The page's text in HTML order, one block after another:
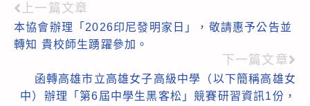
Read
more
上一篇文章
本協會辦理「2026印尼發明家日」，敬請惠予公告並
轉知 貴校師生踴躍參加。
下一篇文章
函轉高雄市立高雄女子高級中學（以下簡稱高雄女
中）辦理「第6屆中學生黑客松」競賽研習資訊1份，